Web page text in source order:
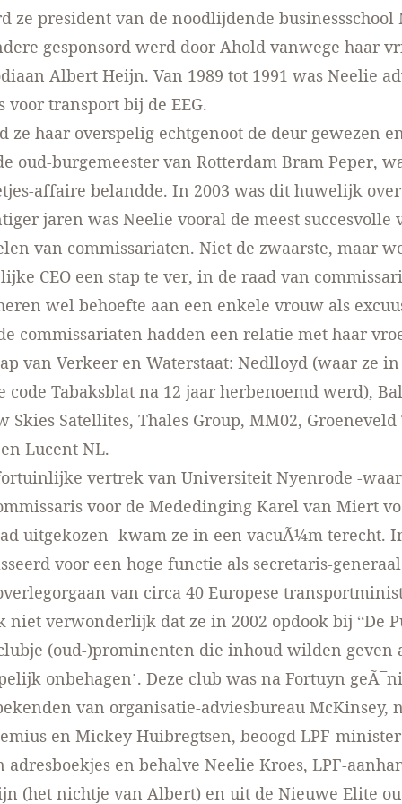
ze president van de noodlijdende businessschool
gesponsord werd door Ahold vanwege haar
Albert Heijn. Van 1989 tot 1991 was Neelie
voor transport bij de EEG.
ze haar overspelig echtgenoot de deur gewezen
oud-burgemeester van Rotterdam Bram Peper,
affaire belandde. In 2003 was dit huwelijk
jaren was Neelie vooral de meest succesvolle
van commissariaten. Niet de zwaarste, maar
CEO een stap te ver, in de raad van
wel behoefte aan een enkele vrouw als
commissariaten hadden een relatie met haar
van Verkeer en Waterstaat: Nedlloyd (waar ze
code Tabaksblat na 12 jaar herbenoemd werd),
Skies Satellites, Thales Group, MM02,
Lucent NL.
vertrek van Universiteit Nyenrode -
voor de Mededinging Karel van Miert
uitgekozen- kwam ze in een vacuÃ¼m terecht.
voor een hoge functie als secretaris-
van circa 40 Europese
niet verwonderlijk dat ze in 2002 opdook bij “De
(oud-)prominenten die inhoud wilden geven
onbehagen’. Deze club was na Fortuyn
van organisatie-adviesbureau McKinsey,
en Mickey Huibregtsen, beoogd LPF-
en behalve Neelie Kroes, LPF-
(het nichtje van Albert) en uit de Nieuwe Elite